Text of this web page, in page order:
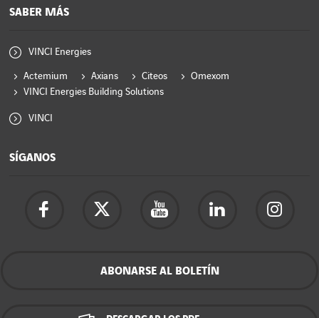
SABER MÁS
VINCI Energies
Actemium Axians Citeos
Omexom
VINCI Energies Building Solutions
VINCI
SÍGANOS
ABONARSE AL BOLETÍN